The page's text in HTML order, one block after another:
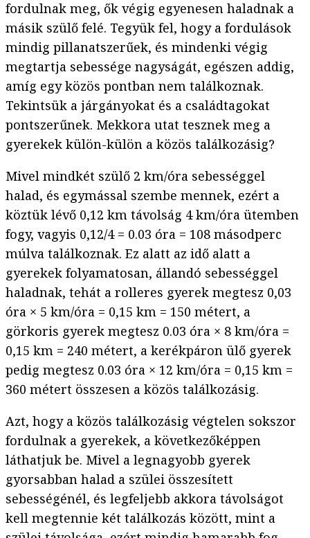
fordulnak meg, ők végig egyenesen haladnak a
másik szülő felé. Tegyük fel, hogy a fordulások
mindig pillanatszerűek, és mindenki végig
megtartja sebessége nagyságát, egészen addig,
amíg egy közös pontban nem találkoznak.
Tekintsük a járgányokat és a családtagokat
pontszerűnek. Mekkora utat tesznek meg a
gyerekek külön-külön a közös találkozásig?
Mivel mindkét szülő 2 km/óra sebességgel
halad, és egymással szembe mennek, ezért a
köztük lévő 0,12 km távolság 4 km/óra ütemben
fogy, vagyis 0,12/4 = 0.03 óra = 108 másodperc
múlva találkoznak. Ez alatt az idő alatt a
gyerekek folyamatosan, állandó sebességgel
haladnak, tehát a rolleres gyerek megtesz 0,03
óra × 5 km/óra = 0,15 km = 150 métert, a
görkoris gyerek megtesz 0.03 óra × 8 km/óra =
0,15 km = 240 métert, a kerékpáron ülő gyerek
pedig megtesz 0.03 óra × 12 km/óra = 0,15 km =
360 métert összesen a közös találkozásig.
Azt, hogy a közös találkozásig végtelen sokszor
fordulnak a gyerekek, a következőképpen
láthatjuk be. Mivel a legnagyobb gyerek
gyorsabban halad a szülei összesített
sebességénél, és legfeljebb akkora távolságot
kell megtennie két találkozás között, mint a